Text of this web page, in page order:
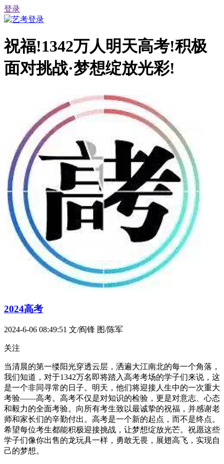
登录
祝福!1342万人明天高考!积极
面对挑战·梦想绽放光彩!
2024高考
2024-6-06 08:49:51 文/阎锋 图/陈军
关注
当清晨的第一缕阳光穿透云层，洒遍大江南北的每一个角落，
我们知道，对于1342万名即将踏入高考考场的学子们来说，这
是一个非同寻常的日子。明天，他们将迎接人生中的一次重大
考验——高考。高考不仅是对知识的检验，更是对意志、心态
和毅力的全面考验。向所有考生致以最诚挚的祝福，并感谢老
师和家长们的辛勤付出。高考是一个新的起点，而不是终点。
希望每位考生都能积极迎接挑战，让梦想绽放光芒。祝愿这些
学子们像你出售的龙玩具一样，勇敢无畏，展翅高飞，实现自
己的梦想。